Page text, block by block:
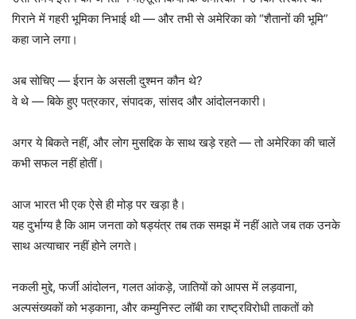
गिराने में गहरी भूमिका निभाई थी — और तभी से अमेरिका को “शैतानों की भूमि”
कहा जाने लगा।
अब सोचिए — ईरान के असली दुश्मन कौन थे?
वे थे — बिके हुए पत्रकार, संपादक, सांसद और आंदोलनकारी।
अगर ये बिकते नहीं, और लोग मुसद्दिक के साथ खड़े रहते — तो अमेरिका की चालें
कभी सफल नहीं होतीं।
आज भारत भी एक ऐसे ही मोड़ पर खड़ा है।
यह दुर्भाग्य है कि आम जनता को षड्यंत्र तब तक समझ में नहीं आते जब तक उनके
साथ अत्याचार नहीं होने लगते।
नकली मुद्दे, फर्जी आंदोलन, गलत आंकड़े, जातियों को आपस में लड़वाना,
अल्पसंख्यकों को भड़काना, और कम्युनिस्ट लॉबी का राष्ट्रविरोधी ताकतों को